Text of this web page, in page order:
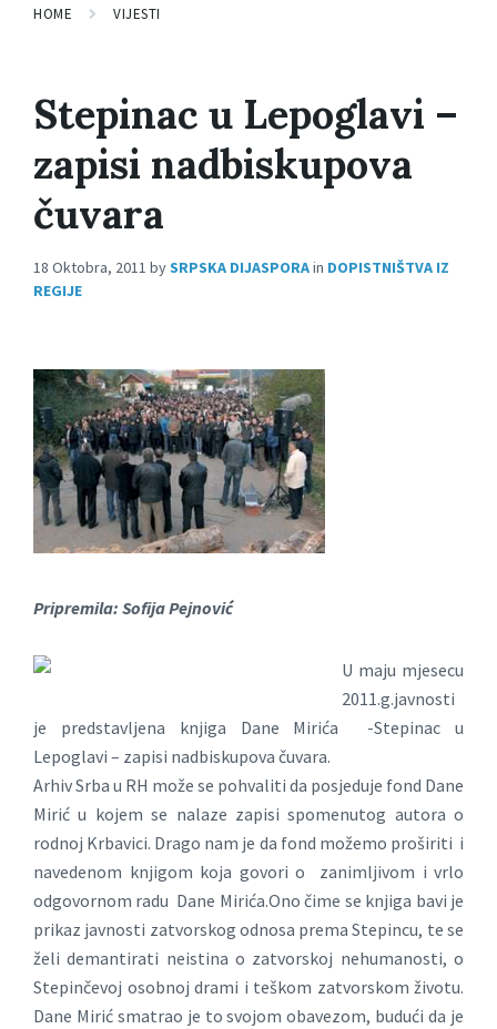
HOME VIJESTI
Stepinac u Lepoglavi –
zapisi nadbiskupova
čuvara
18 Oktobra, 2011 bySRPSKA DIJASPORAin DOPISTNIŠTVA IZ
REGIJE
Pripremila: Sofija Pejnović
U maju mjesecu
2011.g.javnosti
je predstavljena knjiga Dane Mirića -Stepinac u
Lepoglavi – zapisi nadbiskupova čuvara.
Arhiv Srba u RH može se pohvaliti da posjeduje fond Dane
Mirić u kojem se nalaze zapisi spomenutog autora o
rodnoj Krbavici. Drago nam je da fond možemo proširiti i
navedenom knjigom koja govori o zanimljivom i vrlo
odgovornom radu Dane Mirića.Ono čime se knjiga bavi je
prikaz javnosti zatvorskog odnosa prema Stepincu, te se
želi demantirati neistina o zatvorskoj nehumanosti, o
Stepinčevoj osobnoj drami i teškom zatvorskom životu.
Dane Mirić smatrao je to svojom obavezom, budući da je